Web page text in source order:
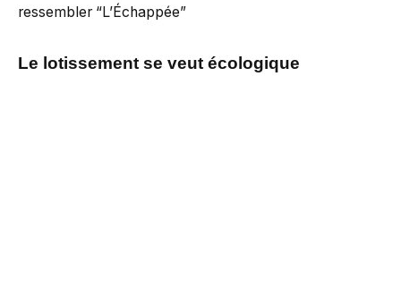
ressembler “L’Échappée”
Le lotissement se veut écologique